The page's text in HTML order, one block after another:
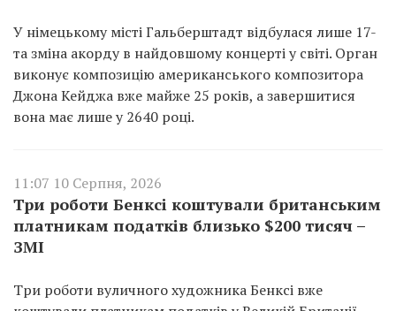
У німецькому місті Гальберштадт відбулася лише 17-
та зміна акорду в найдовшому концерті у світі. Орган
виконує композицію американського композитора
Джона Кейджа вже майже 25 років, а завершитися
вона має лише у 2640 році.
11:07 10 Серпня, 2026
Три роботи Бенксі коштували британським
платникам податків близько $200 тисяч –
ЗМІ
Три роботи вуличного художника Бенксі вже